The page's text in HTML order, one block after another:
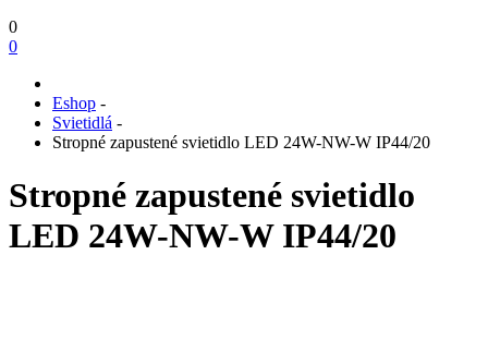
0
0
Eshop -
Svietidlá -
Stropné zapustené svietidlo LED 24W-NW-W IP44/20
Stropné zapustené svietidlo
LED 24W-NW-W IP44/20